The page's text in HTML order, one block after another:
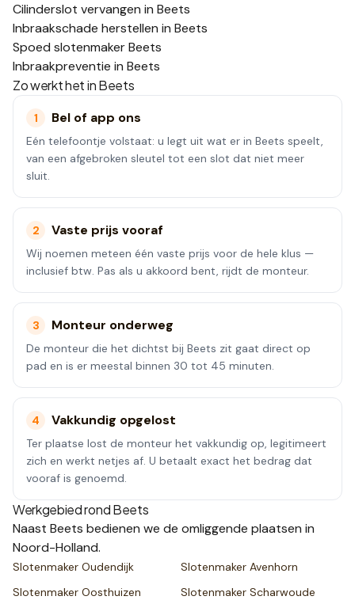
Cilinderslot vervangen in Beets
Inbraakschade herstellen in Beets
Spoed slotenmaker Beets
Inbraakpreventie in Beets
Zo werkt het inBeets
1 Bel of app ons
Eén telefoontje volstaat: u legt uit wat er in Beets speelt,
van een afgebroken sleutel tot een slot dat niet meer
sluit.
2 Vaste prijs vooraf
Wij noemen meteen één vaste prijs voor de hele klus —
inclusief btw. Pas als u akkoord bent, rijdt de monteur.
3 Monteur onderweg
De monteur die het dichtst bij Beets zit gaat direct op
pad en is er meestal binnen 30 tot 45 minuten.
4 Vakkundig opgelost
Ter plaatse lost de monteur het vakkundig op, legitimeert
zich en werkt netjes af. U betaalt exact het bedrag dat
vooraf is genoemd.
Werkgebied rondBeets
Naast Beets bedienen we de omliggende plaatsen in
Noord-Holland.
Slotenmaker Oudendijk Slotenmaker Avenhorn
Slotenmaker Oosthuizen Slotenmaker Scharwoude